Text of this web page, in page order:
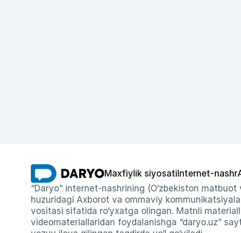
Maxfiylik siyosati Internet-nashr
“Daryo” internet-nashrining (O‘zbekiston
huzuridagi Axborot va ommaviy
vositasi sifatida ro‘yxatga olingan. Matnli
videomateriallaridan foydalanishga “daryo.uz”